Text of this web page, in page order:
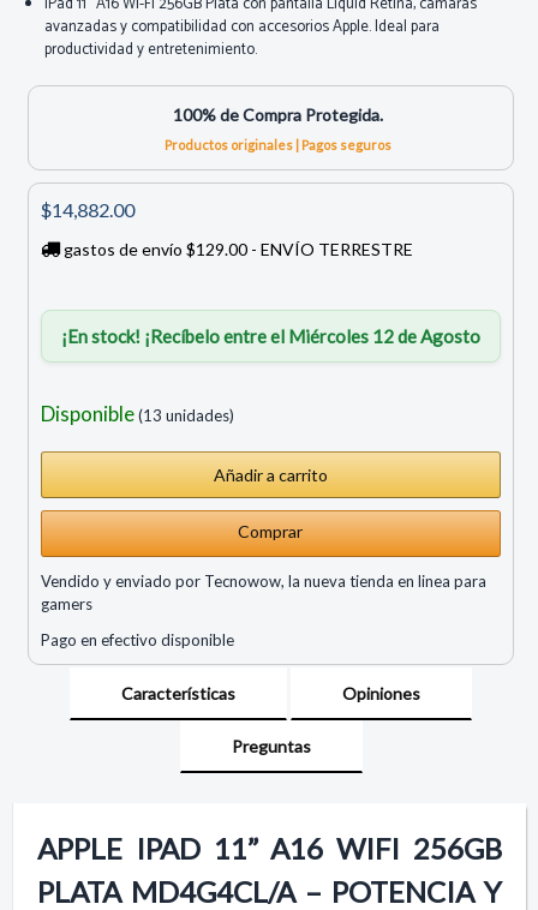
avanzadas y compatibilidad con accesorios Apple. Ideal para
productividad y entretenimiento.
100% de Compra Protegida.
Productos originales | Pagos seguros
$14,882.00
gastos de envío $129.00 - ENVÍO TERRESTRE
¡En stock! ¡Recíbelo entre el Miércoles 12 de Agosto
Disponible(13 unidades)
Comprar
Vendido y enviado por Tecnowow, la nueva tienda en linea para
gamers
Pago en efectivo disponible
Características Opiniones
Preguntas
APPLE IPAD 11” A16 WIFI 256GB
PLATA MD4G4CL/A – POTENCIA Y